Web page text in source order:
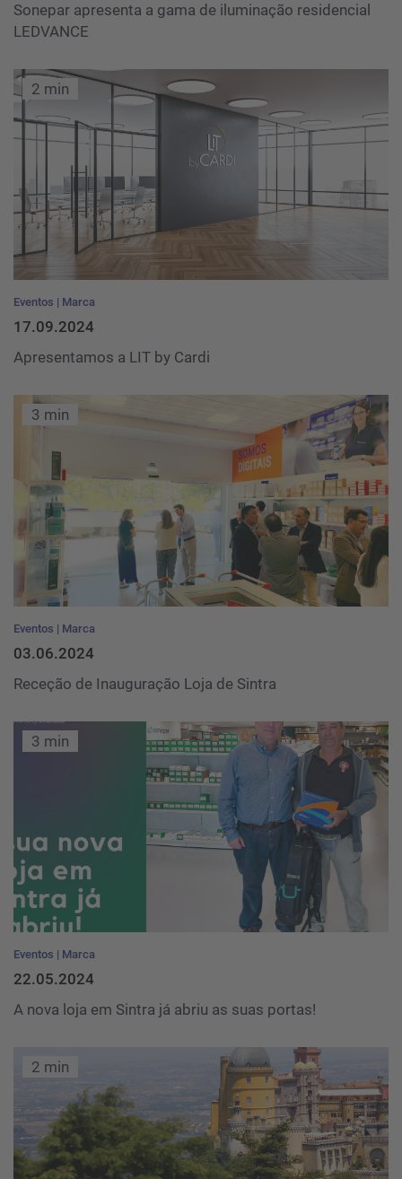
Sonepar apresenta a gama de iluminação residencial
LEDVANCE
2 min
Eventos Marca
17.09.2024
Apresentamos a LIT by Cardi
3 min
Eventos Marca
03.06.2024
Receção de Inauguração Loja de Sintra
3 min
Eventos Marca
22.05.2024
A nova loja em Sintra já abriu as suas portas!
2 min